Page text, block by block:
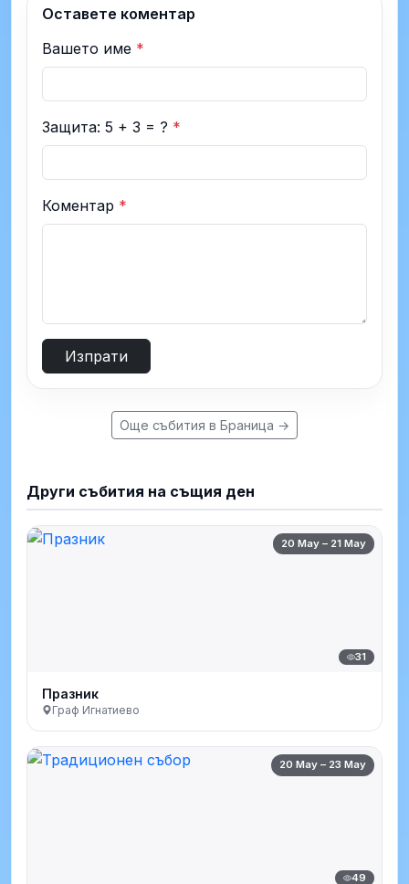
Оставете коментар
Вашето име *
Защита: 5 + 3 = ? *
Коментар *
Изпрати
Още събития в Браница →
Други събития на същия ден
20 May – 21 May
31
Празник
Граф Игнатиево
20 May – 23 May
49